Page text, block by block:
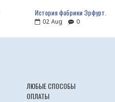
История фабрики Эрфурт.
02 Aug 0
ЛЮБЫЕ СПОСОБЫ
ОПЛАТЫ